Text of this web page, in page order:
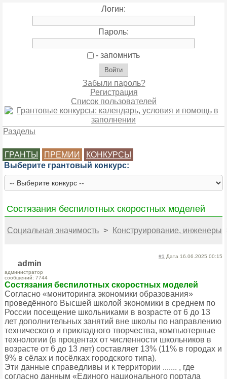
Логин:
Пароль:
- запомнить
Забыли пароль?
Регистрация
Список пользователей
Разделы
ГРАНТЫ ПРЕМИИ
КОНКУРСЫ
Выберите грантовый конкурс:
Состязания беспилотных скоростных моделей
Социальная значимость > Конструирование, инженеры
#1 Дата 16.06.2025 00:15
admin
администратор
сообщений: 7744
Состязания беспилотных скоростных моделей
Согласно «мониторинга экономики образования»
проведённого Высшей школой экономики в среднем по
России посещение школьниками в возрасте от 6 до 13
лет дополнительных занятий вне школы по направлению
технического и прикладного творчества, компьютерные
технологии (в процентах от численности школьников в
возрасте от 6 до 13 лет) составляет 13% (11% в городах и
9% в сёлах и посёлках городского типа).
Эти данные справедливы и к территории ....... , где
согласно данным «Единого национального портала